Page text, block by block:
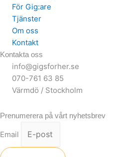
För Gig:are
Tjänster
Om oss
Kontakt
Kontakta oss
info@gigsforher.se
070-761 63 85
Värmdö / Stockholm
Prenumerera på vårt nyhetsbrev
Email